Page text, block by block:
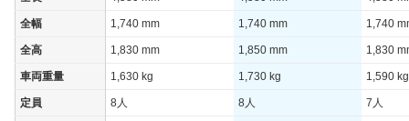
全幅 1,740 mm 1,740 mm 1,740
全高 1,830 mm 1,850 mm 1,830
車両重量 1,630 kg 1,730 kg 1,590 kg
定員 8人 8人 7人